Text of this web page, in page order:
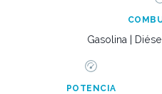
Gasolina |
POTENCIA